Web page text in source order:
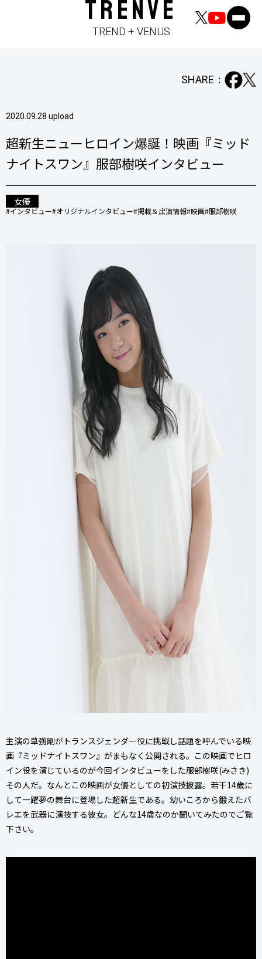
TRENVE
TREND + VENUS
2020.09.28 upload
SHARE：
超新生ニューヒロイン爆誕！映画『ミッド
ナイトスワン』服部樹咲インタビュー
女優
#インタビュー#オリジナルインタビュー#掲載＆出演情報#映画#服部樹咲
主演の草彅剛がトランスジェンダー役に挑戦し話題を呼んでいる映
画『ミッドナイトスワン』がまもなく公開される。この映画でヒロ
イン役を演じているのが今回インタビューをした服部樹咲(みさき)
その人だ。なんとこの映画が女優としての初演技披露。若干14歳に
して一躍夢の舞台に登場した超新生である。幼いころから鍛えたバ
レエを武器に演技する彼女。どんな14歳なのか聞いてみたのでご覧
下さい。